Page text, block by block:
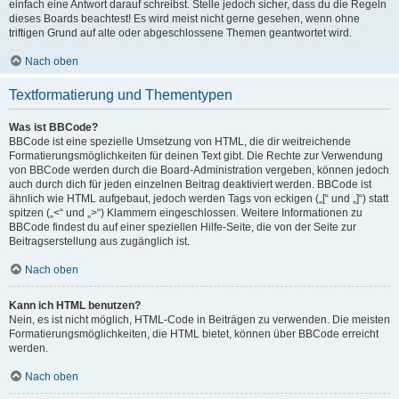
einfach eine Antwort darauf schreibst. Stelle jedoch sicher, dass du die Regeln
dieses Boards beachtest! Es wird meist nicht gerne gesehen, wenn ohne
triftigen Grund auf alte oder abgeschlossene Themen geantwortet wird.
Nach oben
Textformatierung und Thementypen
Was ist BBCode?
BBCode ist eine spezielle Umsetzung von HTML, die dir weitreichende
Formatierungsmöglichkeiten für deinen Text gibt. Die Rechte zur Verwendung
von BBCode werden durch die Board-Administration vergeben, können jedoch
auch durch dich für jeden einzelnen Beitrag deaktiviert werden. BBCode ist
ähnlich wie HTML aufgebaut, jedoch werden Tags von eckigen („[“ und „]“) statt
spitzen („<“ und „>“) Klammern eingeschlossen. Weitere Informationen zu
BBCode findest du auf einer speziellen Hilfe-Seite, die von der Seite zur
Beitragserstellung aus zugänglich ist.
Nach oben
Kann ich HTML benutzen?
Nein, es ist nicht möglich, HTML-Code in Beiträgen zu verwenden. Die meisten
Formatierungsmöglichkeiten, die HTML bietet, können über BBCode erreicht
werden.
Nach oben